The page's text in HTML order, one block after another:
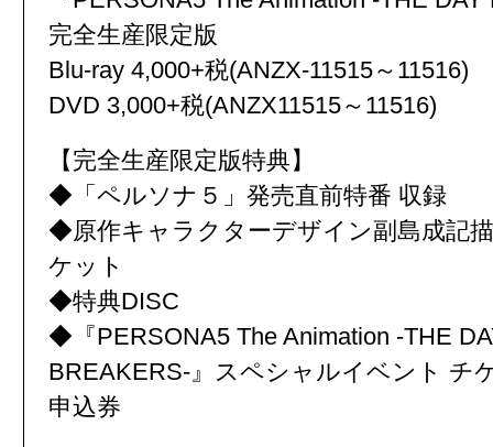
完全生産限定版
Blu-ray 4,000+税(ANZX-11515～11516)
DVD 3,000+税(ANZX11515～11516)
【完全生産限定版特典】
◆「ペルソナ５」発売直前特番 収録
◆原作キャラクターデザイン副島成記
ケット
◆特典DISC
◆『PERSONA5 The Animation -THE
BREAKERS-』スペシャルイベント チ
申込券